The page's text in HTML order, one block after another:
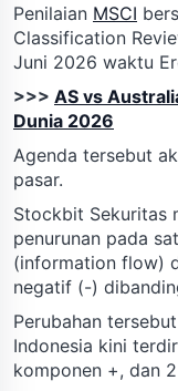
Penilaian MSCI
Classification
Juni 2026 waktu
>>> AS vs
Dunia 2026
Agenda tersebut
pasar.
Stockbit Sekuritas
penurunan pada
(information flow)
negatif (-)
Perubahan
Indonesia kini
komponen +, dan